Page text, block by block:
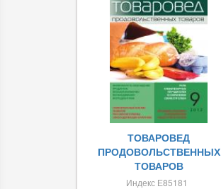
ТОВАРОВЕД
ПРОДОВОЛЬСТВЕННЫХ
ТОВАРОВ
Индекс Е85181